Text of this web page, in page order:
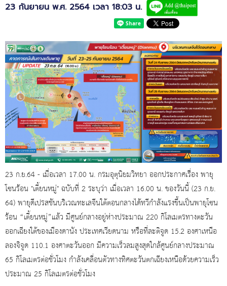
23 กันยายน พ.ศ. 2564 เวลา 18:03 น.
23 ก.ย.64 - เมื่อเวลา 17.00 น. กรมอุตุนิยมวิทยา ออกประกาศเรื่อง พายุ
โซนร้อน "เตี้ยนหมู่" ฉบับที่ 2 ระบุว่า เมื่อเวลา 16.00 น. ของวันนี้ (23 ก.ย.
64) พายุดีเปรสชันบริเวณทะเลจีนใต้ตอนกลางได้ทวีกำลังแรงขึ้นเป็นพายุโซน
ร้อน “เตี้ยนหมู่”แล้ว มีศูนย์กลางอยู่ห่างประมาณ 220 กิโลเมตรทางตะวัน
ออกเฉียงใต้ของเมืองดานัง ประเทศเวียดนาม หรือที่ละติจูด 15.2 องศาเหนือ
ลองจิจูด 110.1 องศาตะวันออก มีความเร็วลมสูงสุดใกล้ศูนย์กลางประมาณ
65 กิโลเมตรต่อชั่วโมง กำลังเคลื่อนตัวทางทิศตะวันตกเฉียงเหนือด้วยความเร็ว
ประมาณ 25 กิโลเมตรต่อชั่วโมง